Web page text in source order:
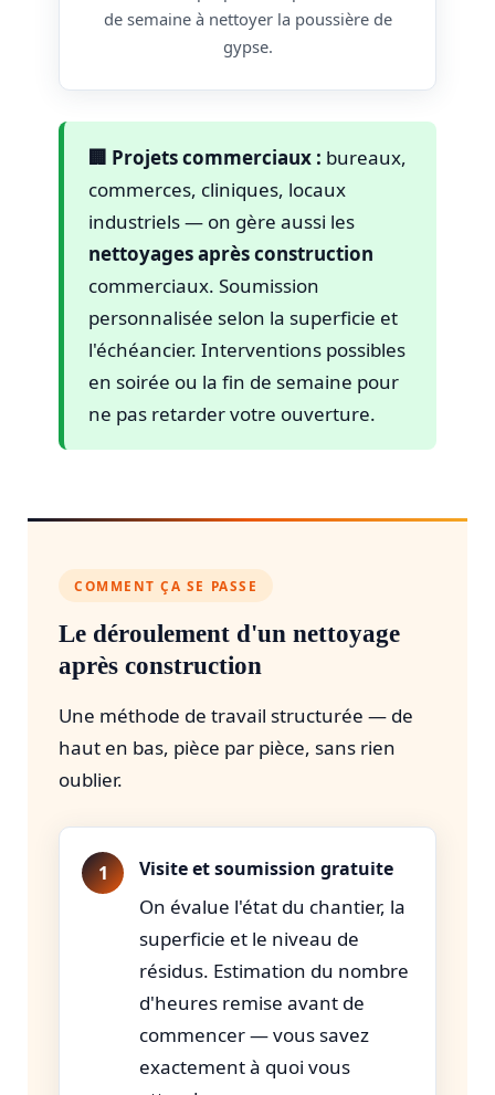
de semaine à nettoyer la poussière de
gypse.
🏢 Projets commerciaux : bureaux,
commerces, cliniques, locaux
industriels — on gère aussi les
nettoyages après construction
commerciaux. Soumission
personnalisée selon la superficie et
l'échéancier. Interventions possibles
en soirée ou la fin de semaine pour
ne pas retarder votre ouverture.
COMMENT ÇA SE PASSE
Le déroulement d'un nettoyage
après construction
Une méthode de travail structurée — de
haut en bas, pièce par pièce, sans rien
oublier.
Visite et soumission gratuite
On évalue l'état du chantier, la
superficie et le niveau de
résidus. Estimation du nombre
d'heures remise avant de
commencer — vous savez
exactement à quoi vous